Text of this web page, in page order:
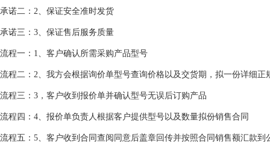
承诺二：2、保证安全准时发货
承诺三：3、保证售后服务质量
流程一：1、客户确认所需采购产品型号
流程二：2、我方会根据询价单型号查询价格以及交货期，拟一份详细正
流程三：3，客户收到报价单并确认型号无误后订购产品
流程四：4、报价单负责人根据客户提供型号以及数量拟份销售合同
流程五：5、客户收到合同查阅同意后盖章回传并按照合同销售额汇款到